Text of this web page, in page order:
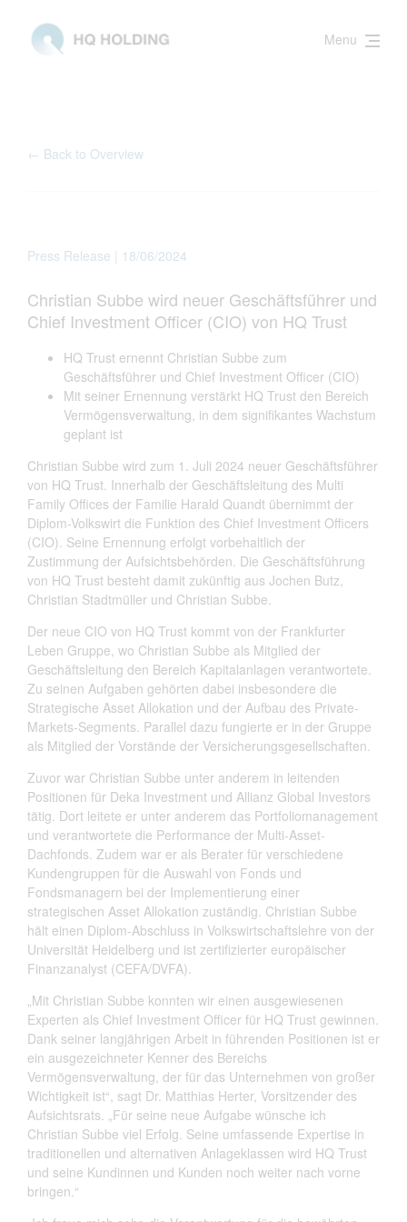
Menu
← Back to Overview
Press Release | 18/06/2024
Christian Subbe wird neuer Geschäftsführer und
Chief Investment Officer (CIO) von HQ Trust
HQ Trust ernennt Christian Subbe zum
Geschäftsführer und Chief Investment Officer (CIO)
Mit seiner Ernennung verstärkt HQ Trust den Bereich
Vermögensverwaltung, in dem signifikantes Wachstum
geplant ist
Christian Subbe wird zum 1. Juli 2024 neuer Geschäftsführer
von HQ Trust. Innerhalb der Geschäftsleitung des Multi
Family Offices der Familie Harald Quandt übernimmt der
Diplom-Volkswirt die Funktion des Chief Investment Officers
(CIO). Seine Ernennung erfolgt vorbehaltlich der
Zustimmung der Aufsichtsbehörden. Die Geschäftsführung
von HQ Trust besteht damit zukünftig aus Jochen Butz,
Christian Stadtmüller und Christian Subbe.
Der neue CIO von HQ Trust kommt von der Frankfurter
Leben Gruppe, wo Christian Subbe als Mitglied der
Geschäftsleitung den Bereich Kapitalanlagen verantwortete.
Zu seinen Aufgaben gehörten dabei insbesondere die
Strategische Asset Allokation und der Aufbau des Private-
Markets-Segments. Parallel dazu fungierte er in der Gruppe
als Mitglied der Vorstände der Versicherungsgesellschaften.
Zuvor war Christian Subbe unter anderem in leitenden
Positionen für Deka Investment und Allianz Global Investors
tätig. Dort leitete er unter anderem das Portfoliomanagement
und verantwortete die Performance der Multi-Asset-
Dachfonds. Zudem war er als Berater für verschiedene
Kundengruppen für die Auswahl von Fonds und
Fondsmanagern bei der Implementierung einer
strategischen Asset Allokation zuständig. Christian Subbe
hält einen Diplom-Abschluss in Volkswirtschaftslehre von der
Universität Heidelberg und ist zertifizierter europäischer
Finanzanalyst (CEFA/DVFA).
„Mit Christian Subbe konnten wir einen ausgewiesenen
Experten als Chief Investment Officer für HQ Trust gewinnen.
Dank seiner langjährigen Arbeit in führenden Positionen ist er
ein ausgezeichneter Kenner des Bereichs
Vermögensverwaltung, der für das Unternehmen von großer
Wichtigkeit ist“, sagt Dr. Matthias Herter, Vorsitzender des
Aufsichtsrats. „Für seine neue Aufgabe wünsche ich
Christian Subbe viel Erfolg. Seine umfassende Expertise in
traditionellen und alternativen Anlageklassen wird HQ Trust
und seine Kundinnen und Kunden noch weiter nach vorne
bringen.“